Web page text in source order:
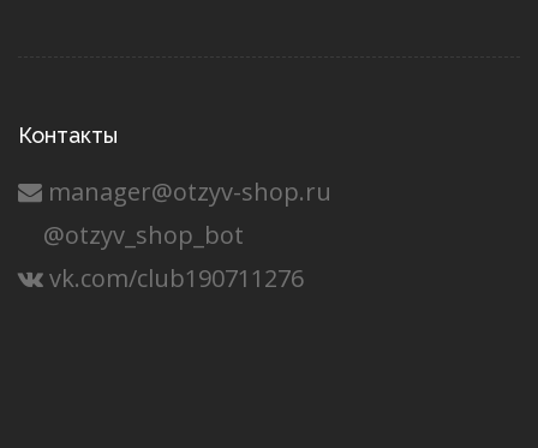
Контакты
manager@otzyv-shop.ru
@otzyv_shop_bot
vk.com/club190711276